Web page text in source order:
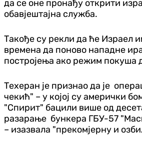
да се оне пронађу открити
обавјештајна служба.
Такође су рекли да ће Израел
времена да поново нападне
постројења ако режим покуша
Техеран је признао да је
чекић" – у којој су амерички
"Спирит" бацили више од
разарање бункера ГБУ-57
– изазвала "прекомјерну и